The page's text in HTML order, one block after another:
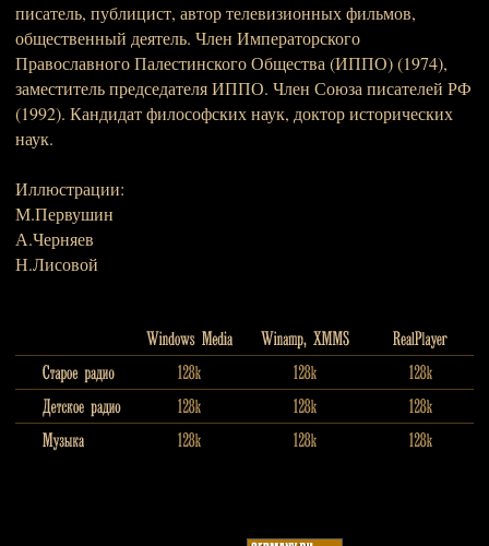
писатель, публицист, автор телевизионных фильмов,
общественный деятель. Член Императорского
Православного Палестинского Общества (ИППО) (1974),
заместитель председателя ИППО. Член Союза писателей РФ
(1992). Кандидат философских наук, доктор исторических
наук.
Иллюстрации:
М.Первушин
А.Черняев
Н.Лисовой